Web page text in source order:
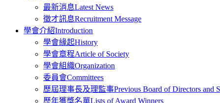
最新消息Latest News
徵才訊息Recruitment Message
學會介紹Introduction
學會緣起History
學會章程Article of Society
學會組織Organization
委員會Committees
歷屆理事長及理監事Previous Board of Directors and
歷年獲獎名單Lists of Award Winners